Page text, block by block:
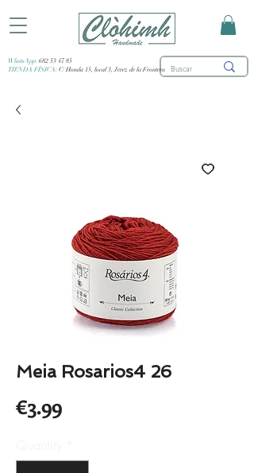
WhatsApp: 682 53 47 85
TIENDA FÍSICA: C/ Honda 15, local 3, Jerez de la Frontera
Meia Rosarios4 26
€3.99Price